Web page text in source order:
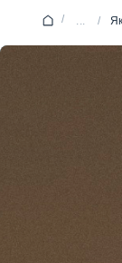
/ ... /